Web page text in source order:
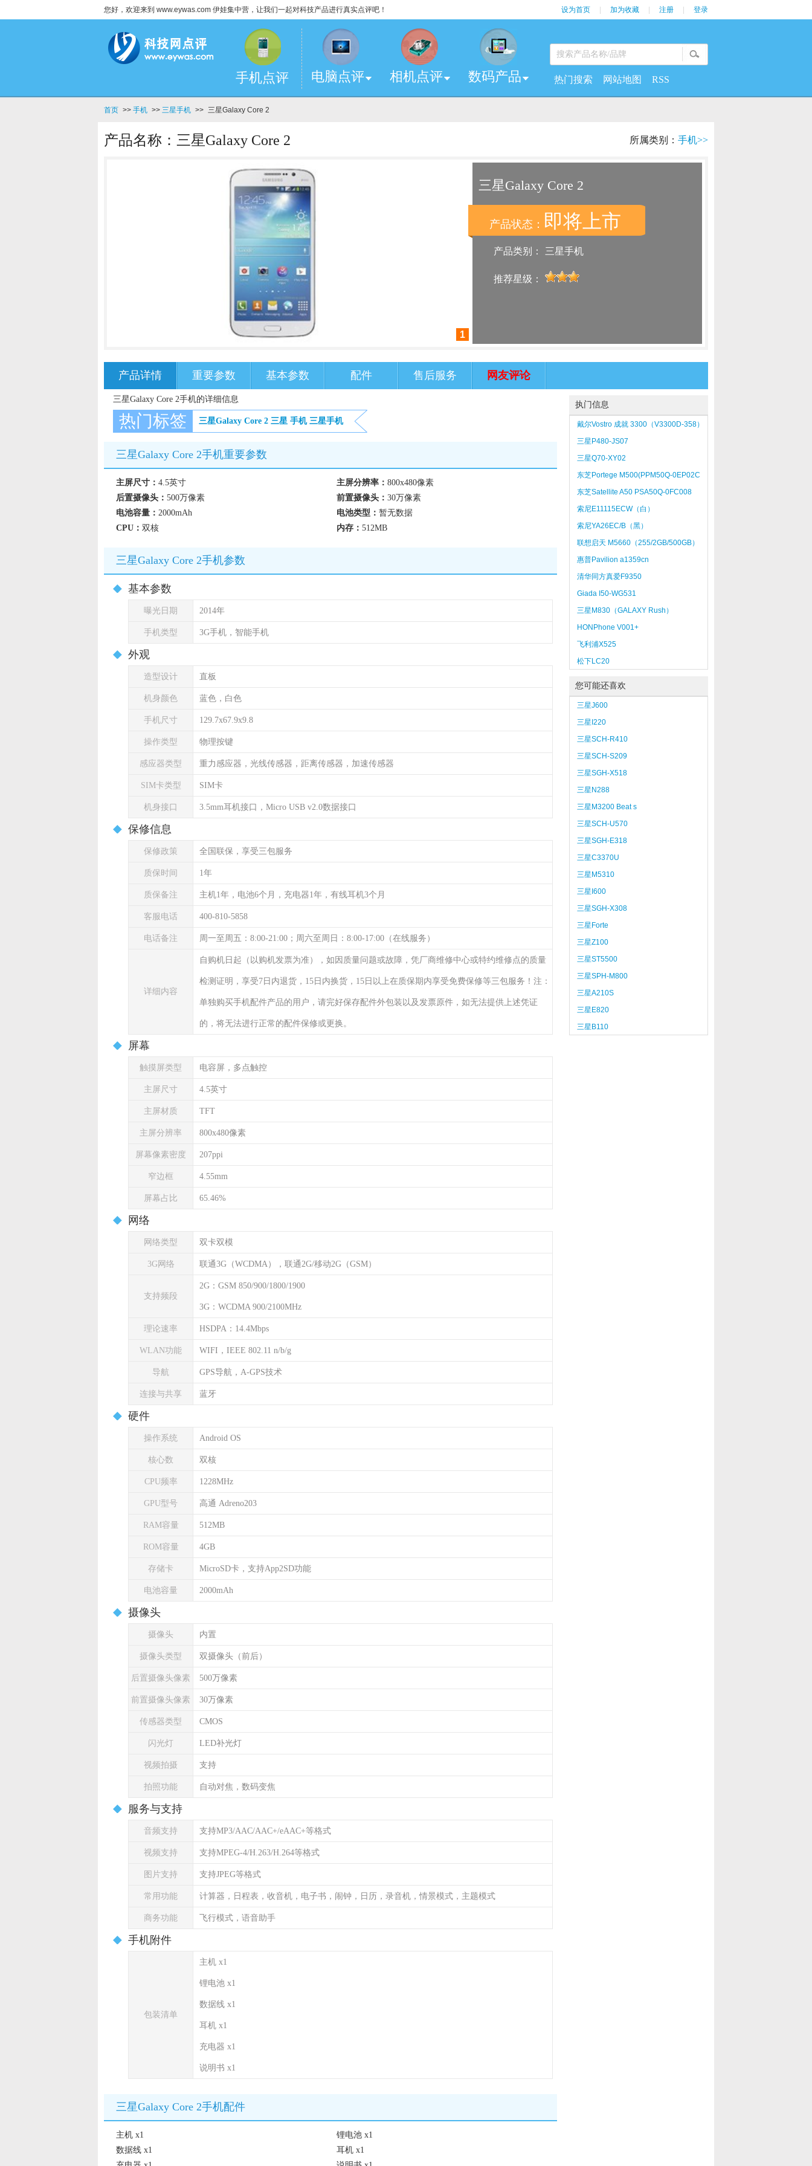
您好，欢迎来到 www.eywas.com 伊娃集中营，让我们一起对科技产品进行真实点评吧！ 设为首页 加为收藏 注册 登录
手机点评 电脑点评 相机点评 数码产品 热门搜索 网站地图 RSS
首页 >> 手机 >> 三星手机 >> 三星Galaxy Core 2
产品名称：三星Galaxy Core 2 所属类别： 手机>>
1
三星Galaxy Core 2
产品状态： 即将上市
产品类别： 三星手机
推荐星级：
产品详情 重要参数 基本参数 配件 售后服务 网友评论
三星Galaxy Core 2手机的详细信息
热门标签 三星Galaxy Core 2 三星 手机 三星手机
三星Galaxy Core 2手机重要参数
主屏尺寸： 4.5英寸 主屏分辨率： 800x480像素
后置摄像头： 500万像素 前置摄像头： 30万像素
电池容量： 2000mAh 电池类型： 暂无数据
CPU： 双核 内存： 512MB
三星Galaxy Core 2手机参数
基本参数
曝光日期 2014年
手机类型 3G手机，智能手机
外观
造型设计 直板
机身颜色 蓝色，白色
手机尺寸 129.7x67.9x9.8
操作类型 物理按键
感应器类型 重力感应器，光线传感器，距离传感器，加速传感器
SIM卡类型 SIM卡
机身接口 3.5mm耳机接口，Micro USB v2.0数据接口
保修信息
保修政策 全国联保，享受三包服务
质保时间 1年
质保备注 主机1年，电池6个月，充电器1年，有线耳机3个月
客服电话 400-810-5858
电话备注 周一至周五：8:00-21:00；周六至周日：8:00-17:00（在线服务）
详细内容
自购机日起（以购机发票为准），如因质量问题或故障，凭厂商维修中心或特约维修点的质量
检测证明，享受7日内退货，15日内换货，15日以上在质保期内享受免费保修等三包服务！注：
单独购买手机配件产品的用户，请完好保存配件外包装以及发票原件，如无法提供上述凭证
的，将无法进行正常的配件保修或更换。
屏幕
触摸屏类型 电容屏，多点触控
主屏尺寸 4.5英寸
主屏材质 TFT
主屏分辨率 800x480像素
屏幕像素密度 207ppi
窄边框 4.55mm
屏幕占比 65.46%
网络
网络类型 双卡双模
3G网络 联通3G（WCDMA），联通2G/移动2G（GSM）
支持频段
2G：GSM 850/900/1800/1900
3G：WCDMA 900/2100MHz
理论速率 HSDPA：14.4Mbps
WLAN功能 WIFI，IEEE 802.11 n/b/g
导航 GPS导航，A-GPS技术
连接与共享 蓝牙
硬件
操作系统 Android OS
核心数 双核
CPU频率 1228MHz
GPU型号 高通 Adreno203
RAM容量 512MB
ROM容量 4GB
存储卡 MicroSD卡，支持App2SD功能
电池容量 2000mAh
摄像头
摄像头 内置
摄像头类型 双摄像头（前后）
后置摄像头像素 500万像素
前置摄像头像素 30万像素
传感器类型 CMOS
闪光灯 LED补光灯
视频拍摄 支持
拍照功能 自动对焦，数码变焦
服务与支持
音频支持 支持MP3/AAC/AAC+/eAAC+等格式
视频支持 支持MPEG-4/H.263/H.264等格式
图片支持 支持JPEG等格式
常用功能 计算器，日程表，收音机，电子书，闹钟，日历，录音机，情景模式，主题模式
商务功能 飞行模式，语音助手
手机附件
包装清单
主机 x1
锂电池 x1
数据线 x1
耳机 x1
充电器 x1
说明书 x1
三星Galaxy Core 2手机配件
主机 x1
锂电池 x1
数据线 x1
耳机 x1
执门信息
戴尔Vostro 成就 3300（V3300D-358）
三星P480-JS07
三星Q70-XY02
东芝Portege M500(PPM50Q-0EP02C
薄雾灰)
东芝Satellite A50 PSA50Q-0FC008
索尼E11115ECW（白）
索尼YA26EC/B（黑）
联想启天 M5660（255/2GB/500GB）
惠普Pavilion a1359cn
清华同方真爱F9350
Giada I50-WG531
三星M830（GALAXY Rush）
HONPhone V001+
飞利浦X525
松下LC20
您可能还喜欢
三星J600
三星I220
三星SCH-R410
三星SCH-S209
三星SGH-X518
三星N288
三星M3200 Beat s
三星SCH-U570
三星SGH-E318
三星C3370U
三星M5310
三星I600
三星SGH-X308
三星Forte
三星Z100
三星ST5500
三星SPH-M800
三星A210S
三星E820
三星B110